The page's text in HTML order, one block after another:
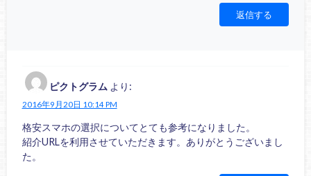
返信する
ピクトグラム より:
2016年9月20日 10:14 PM
格安スマホの選択についてとても参考になりました。
紹介URLを利用させていただきます。ありがとうございまし
た。